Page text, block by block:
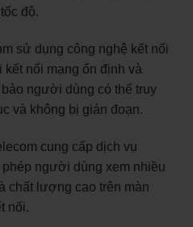
độ.
sử dụng công nghệ kết nối
nối mạng ổn định và
người dùng có thể truy
và không bị gián đoạn.
cung cấp dịch vụ
người dùng xem nhiều
chất lượng cao trên màn
nối.